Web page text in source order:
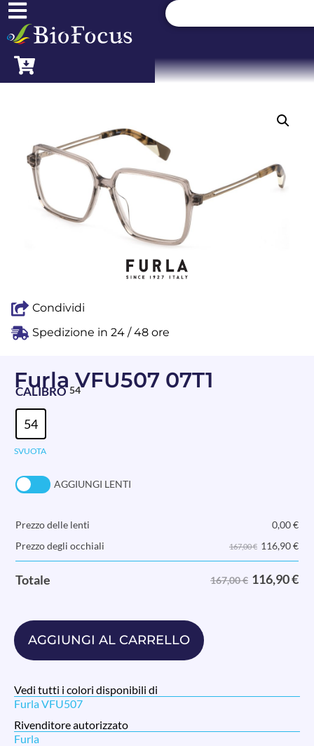
Condividi
Spedizione in 24 / 48 ore
Furla VFU507 07T1
CALIBRO 54
54
SVUOTA
AGGIUNGI LENTI
Prezzo delle lenti 0,00€
Prezzo degli occhiali
167,00 € 116,90€
Totale 167,00 € 116,90€
AGGIUNGI AL CARRELLO
Vedi tutti i colori disponibili di
Furla VFU507
Rivenditore autorizzato
Furla